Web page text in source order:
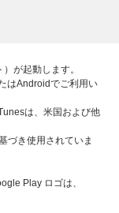
が起動します。
はAndroidでご利用い
は、米国および他
づき使用されていま
Play ロゴは、